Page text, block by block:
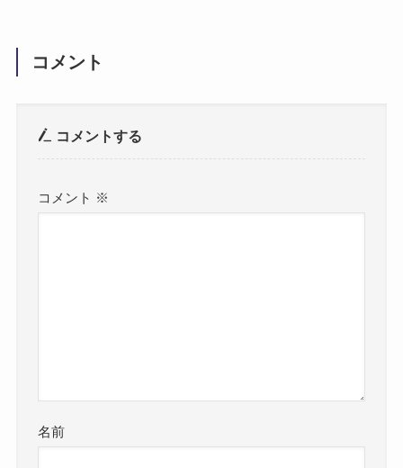
コメント
コメントする
コメント ※
名前